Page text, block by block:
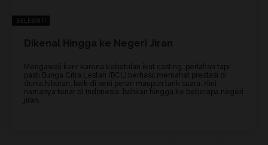
SELEBRITI
Dikenal Hingga ke Negeri Jiran
Mengawali karir karena kebetulan ikut casting, perlahan tapi
pasti Bunga Citra Lestari (BCL) berhasil memahat prestasi di
dunia hiburan, baik di seni peran maupun tarik suara. Kini
namanya tenar di Indonesia, bahkan hingga ke beberapa negeri
jiran.